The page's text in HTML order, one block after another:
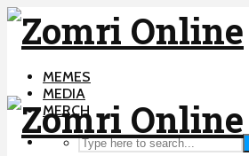
MEMES
MEDIA
MERCH